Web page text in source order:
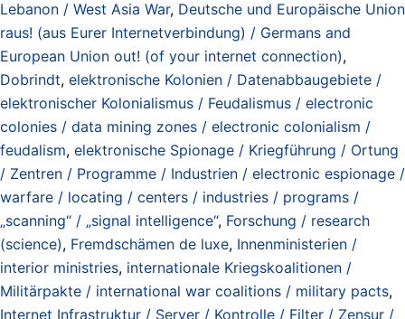
Lebanon / West Asia War, Deutsche und Europäische Union
raus! (aus Eurer Internetverbindung) / Germans and
European Union out! (of your internet connection),
Dobrindt, elektronische Kolonien / Datenabbaugebiete /
elektronischer Kolonialismus / Feudalismus / electronic
colonies / data mining zones / electronic colonialism /
feudalism, elektronische Spionage / Kriegführung / Ortung
/ Zentren / Programme / Industrien / electronic espionage /
warfare / locating / centers / industries / programs /
„scanning“ / „signal intelligence“, Forschung / research
(science), Fremdschämen de luxe, Innenministerien /
interior ministries, internationale Kriegskoalitionen /
Militärpakte / international war coalitions / military pacts,
Internet Infrastruktur / Server / Kontrolle / Filter / Zensur /